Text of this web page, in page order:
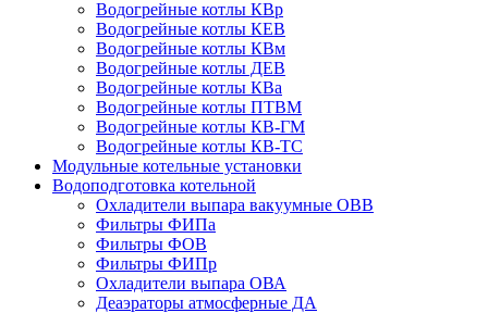
Водогрейные котлы КВр
Водогрейные котлы КЕВ
Водогрейные котлы КВм
Водогрейные котлы ДЕВ
Водогрейные котлы КВа
Водогрейные котлы ПТВМ
Водогрейные котлы КВ-ГМ
Водогрейные котлы КВ-ТС
Модульные котельные установки
Водоподготовка котельной
Охладители выпара вакуумные ОВВ
Фильтры ФИПа
Фильтры ФОВ
Фильтры ФИПр
Охладители выпара ОВА
Деаэраторы атмосферные ДА